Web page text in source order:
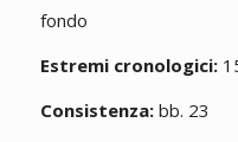
fondo
Estremi cronologici:
Consistenza:bb. 23